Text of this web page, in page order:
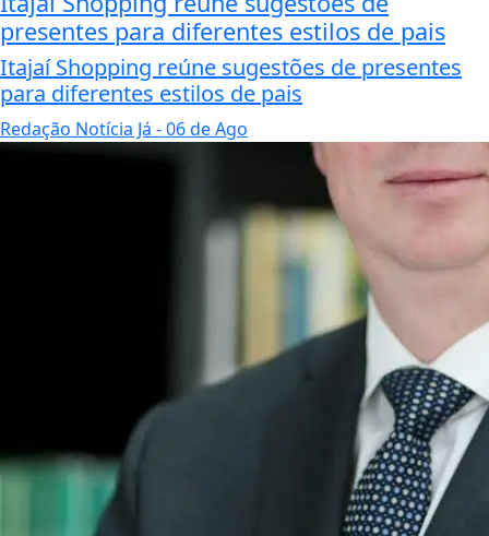
presentes para diferentes estilos de pais
Itajaí Shopping reúne sugestões de presentes
para diferentes estilos de pais
Redação Notícia Já - 06 de Ago